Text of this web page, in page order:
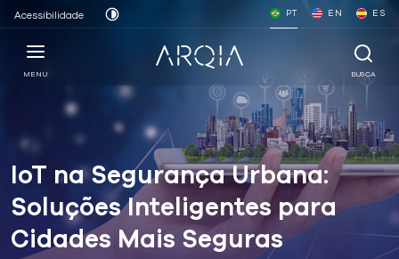
Acessibilidade PT EN ES
MENU BUSCA
IoT na Segurança Urbana:
Soluções Inteligentes para
Cidades Mais Seguras